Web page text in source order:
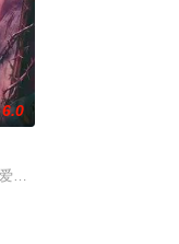
许又安与昆曲名伶荣筱楠
6.0
人程桉、恩师林晚媚的双